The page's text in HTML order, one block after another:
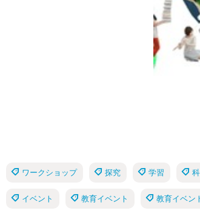
ワークショップ 探究 学習
イベント 教育イベント 教育イベン